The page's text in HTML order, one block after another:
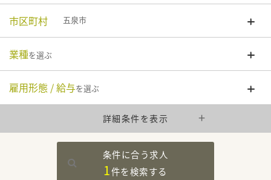
市区町村 五泉市
業種を選ぶ
雇用形態 / 給与を選ぶ
詳細条件を表示
条件に合う求人
1件を検索する